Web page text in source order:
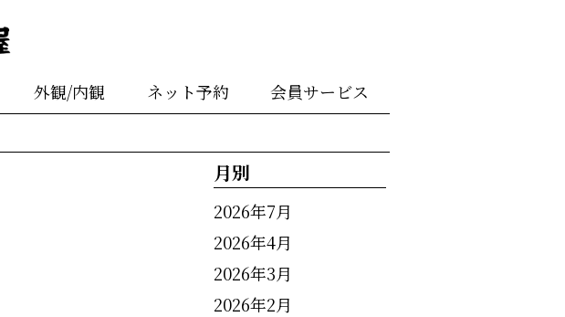
外観/内観 ネット予約 会員サービス
月別
2026年7月
2026年4月
2026年3月
2026年2月